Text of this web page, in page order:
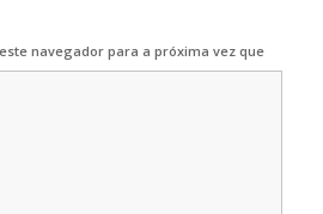
navegador para a próxima vez que